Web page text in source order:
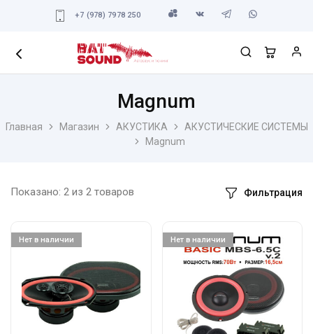
+7 (978) 7978 250
Главная Магазин АКУСТИКА
АКУСТИЧЕСКИЕ СИСТЕМЫ
Magnum
Magnum
Показано: 2 из 2 товаров Фильтрация
Нет в наличии Нет в наличии